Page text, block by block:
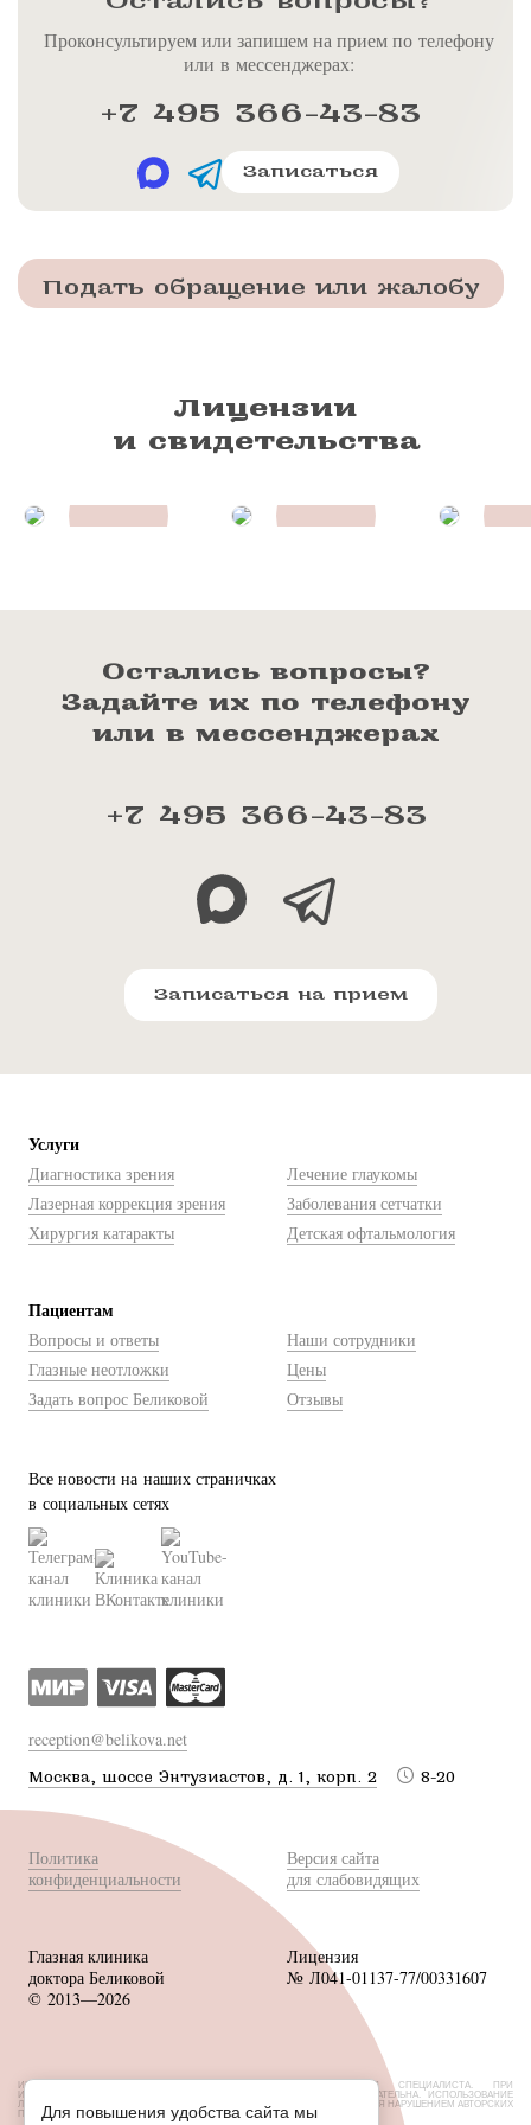
Проконсультируем или запишем на прием по телефону
или в мессенджерах:
+7 495 366-43-83
Записаться
Подать обращение или жалобу
Лицензии
и свидетельства
Остались вопросы?
Задайте их по телефону
или в мессенджерах
+7 495 366-43-83
Записаться на прием
Услуги
Диагностика зрения
Лазерная коррекция зрения
Хирургия катаракты
Лечение глаукомы
Заболевания сетчатки
Детская офтальмология
Пациентам
Вопросы и ответы
Глазные неотложки
Задать вопрос Беликовой
Наши сотрудники
Цены
Отзывы
Все новости на наших страничках
в социальных сетях
reception@belikova.net
Москва, шоссе Энтузиастов, д. 1, корп. 2 8-20
Политика
конфиденциальности
Версия сайта
для слабовидящих
Глазная клиника
доктора Беликовой
© 2013—2026
Лицензия
№ Л041-01137-77/00331607
ИМЕЮТСЯ ПРОТИВОПОКАЗАНИЯ, НЕОБХОДИМА КОНСУЛЬТАЦИЯ СПЕЦИАЛИСТА. ПРИ
ИСПОЛЬЗОВАНИИ МАТЕРИАЛОВ САЙТА ССЫЛКА НА ИСТОЧНИК ОБЯЗАТЕЛЬНА. ИСПОЛЬЗОВАНИЕ
ЛЮБЫХ МАТЕРИАЛОВ БЕЗ СОГЛАСОВАНИЯ С ВЛАДЕЛЬЦЕМ САЙТА ЯВЛЯЕТСЯ НАРУШЕНИЕМ АВТОРСКИХ
ПРАВ.Для повышения удобства сайта мы